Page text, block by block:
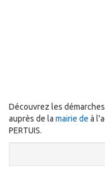
Découvrez les
auprès de la mairie de à
PERTUIS.